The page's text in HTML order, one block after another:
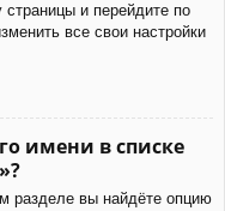
и перейдите по
все свои настройки
имени в списке
разделе вы найдёте опцию